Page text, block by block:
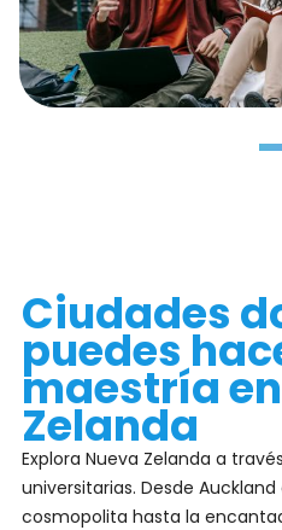
Ciudades
puedes
maestría
Zelanda
Explora Nueva Zelanda a
universitarias. Desde
cosmopolita hasta la